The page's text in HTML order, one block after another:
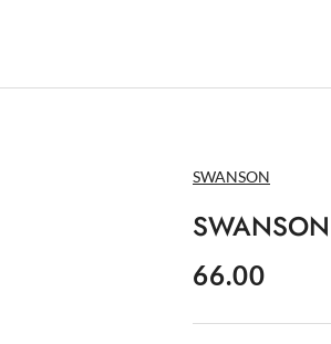
NAZWA
PRODUCENTA:
SWANSON
cena:
66.00